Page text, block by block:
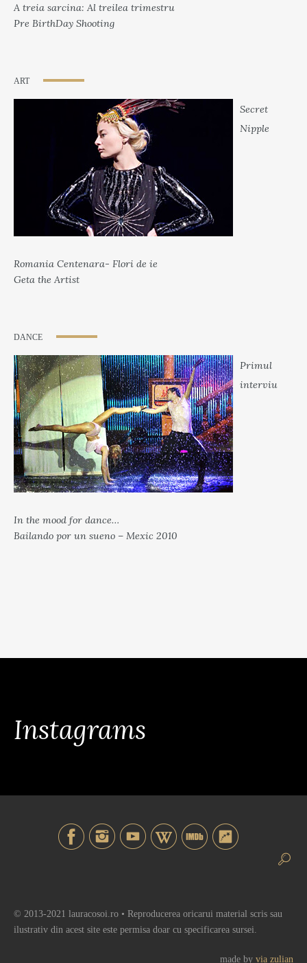
A treia sarcina: Al treilea trimestru
Pre BirthDay Shooting
ART
Secret
Nipple
Romania Centenara- Flori de ie
Geta the Artist
DANCE
Primul
interviu
In the mood for dance…
Bailando por un sueno – Mexic 2010
Instagrams
© 2013-2021 lauracosoi.ro • Reproducerea oricarui material scris sau
ilustrativ din acest site este permisa doar cu specificarea sursei.
made by via zulian